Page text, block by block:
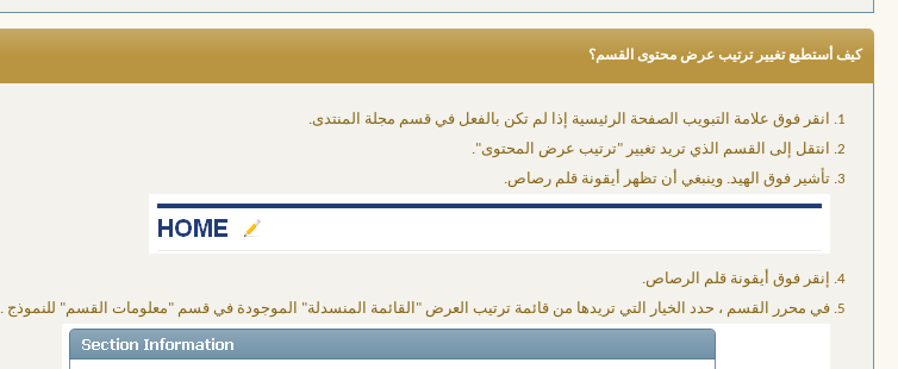
كيف أستطيع تغيير ترتيب عرض محتوى القسم؟
انقر فوق علامة التبويب الصفحة الرئيسية إذا لم تكن بالفعل في قسم مجلة المنتدى.
انتقل إلى القسم الذي تريد تغيير "ترتيب عرض المحتوى".
تأشير فوق الهيد. وينبغي أن تظهر أيقونة قلم رصاص.
إنقر فوق أيقونة قلم الرصاص.
في محرر القسم ، حدد الخيار التي تريدها من قائمة ترتيب العرض "القائمة المنسدلة" الموجودة في قسم "معلومات القسم" للنموذج .